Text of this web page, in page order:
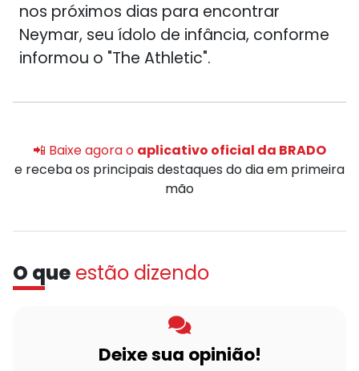
nos próximos dias para encontrar
Neymar, seu ídolo de infância, conforme
informou o "The Athletic".
📲 Baixe agora o aplicativo oficial da BRADO
e receba os principais destaques do dia em primeira
mão
O que estão dizendo
Deixe sua opinião!